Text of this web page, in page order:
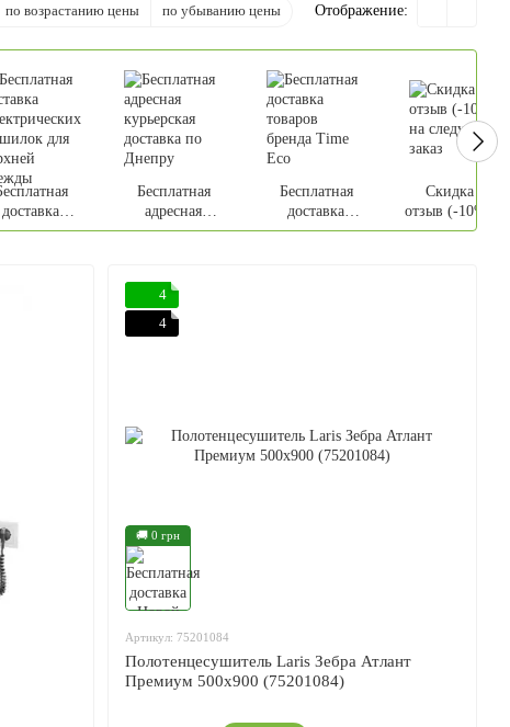
по возрастанию цены по убыванию цены Отображение:
доставка
Бесплатная
адресная
курьерская
Бесплатная
доставка
товаров бренда
Скидка за
отзыв (-10%)
следующий
🚚 0 грн
4
4
Артикул: 75201084
Полотенцесушитель Laris Зебра Атлант
Премиум 500x900 (75201084)